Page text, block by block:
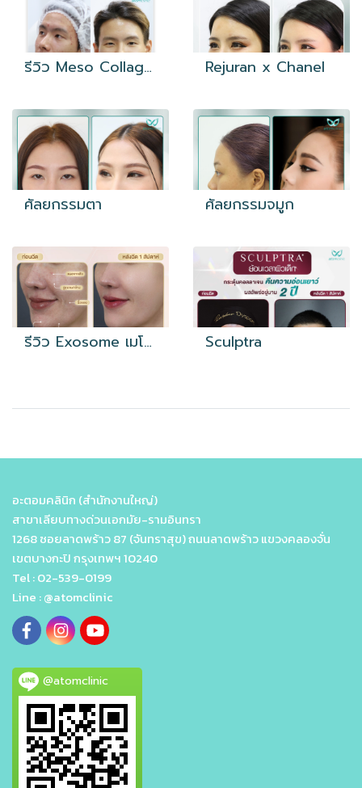
รีวิว Meso Collagen Rejuran x Chanel
ศัลยกรรมตา ศัลยกรรมจมูก
รีวิว Exosome เมโสผิวเกิดใหม่ Sculptra
อะตอมคลินิก (สำนักงานใหญ่)
สาขาเลียบทางด่วนเอกมัย-รามอินทรา
1268 ซอยลาดพร้าว 87 (จันทราสุข) ถนนลาดพร้าว แขวงคลองจั่น
เขตบางกะปิ กรุงเทพฯ 10240
Tel : 02-539-0199
Line : @atomclinic
@atomclinic